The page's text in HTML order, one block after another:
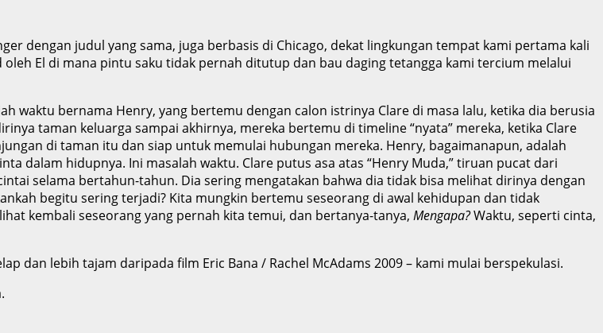
dengan judul yang sama, juga berbasis di Chicago, dekat lingkungan tempat kami pertama kali
El di mana pintu saku tidak pernah ditutup dan bau daging tetangga kami tercium melalui
waktu bernama Henry, yang bertemu dengan calon istrinya Clare di masa lalu, ketika dia berusia
taman keluarga sampai akhirnya, mereka bertemu di timeline “nyata” mereka, ketika Clare
di taman itu dan siap untuk memulai hubungan mereka. Henry, bagaimanapun, adalah
dalam hidupnya. Ini masalah waktu. Clare putus asa atas “Henry Muda,” tiruan pucat dari
selama bertahun-tahun. Dia sering mengatakan bahwa dia tidak bisa melihat dirinya dengan
begitu sering terjadi? Kita mungkin bertemu seseorang di awal kehidupan dan tidak
kembali seseorang yang pernah kita temui, dan bertanya-tanya, Mengapa?Waktu, seperti cinta,
dan lebih tajam daripada film Eric Bana / Rachel McAdams 2009 – kami mulai berspekulasi.